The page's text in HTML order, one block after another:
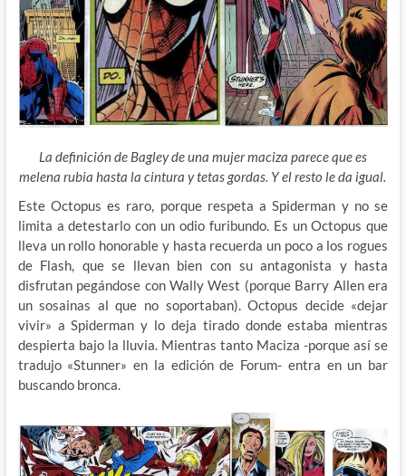
La definición de Bagley de una mujer maciza parece que es
melena rubia hasta la cintura y tetas gordas. Y el resto le da igual.
Este Octopus es raro, porque respeta a Spiderman y no se
limita a detestarlo con un odio furibundo. Es un Octopus que
lleva un rollo honorable y hasta recuerda un poco a los rogues
de Flash, que se llevan bien con su antagonista y hasta
disfrutan pegándose con Wally West (porque Barry Allen era
un sosainas al que no soportaban). Octopus decide «dejar
vivir» a Spiderman y lo deja tirado donde estaba mientras
despierta bajo la lluvia. Mientras tanto Maciza -porque así se
tradujo «Stunner» en la edición de Forum- entra en un bar
buscando bronca.